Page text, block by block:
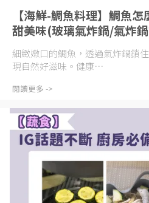
【海鮮-鯛魚料理】鯛魚
甜美味(玻璃氣炸鍋/氣炸
氣炸鍋評價/空氣炸鍋推薦)
細緻嫩口的鯛魚，透過氣炸鍋鎖
現自然好滋味。健康⋯
閱讀更多 ->